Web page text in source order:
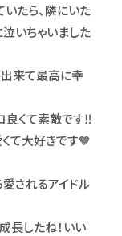
いたら、隣にいた
いちゃいました
出来て最高に幸
良くて素敵です‼
て大好きです🧡
されるアイドル
長したね！いい